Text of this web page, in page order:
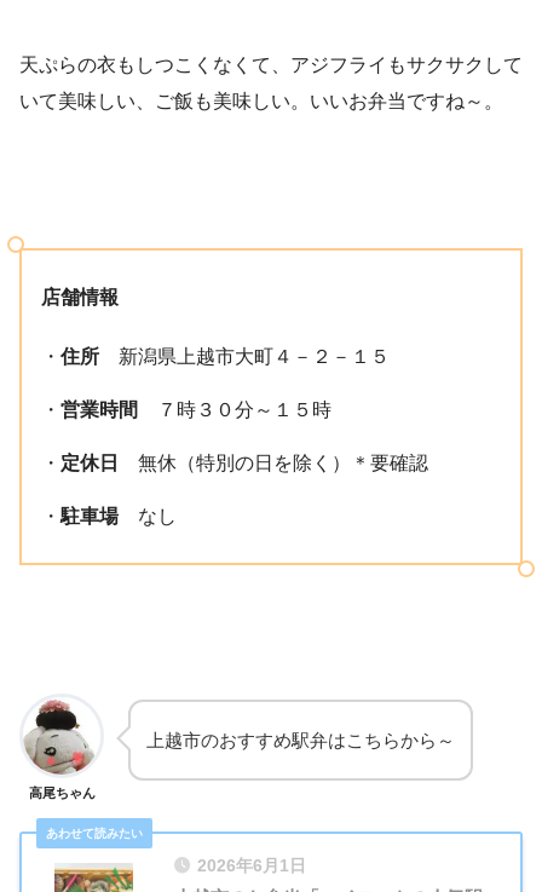
天ぷらの衣もしつこくなくて、アジフライもサクサクして
いて美味しい、ご飯も美味しい。いいお弁当ですね～。
店舗情報
・ 住所 新潟県上越市大町４－２－１５
・ 営業時間 ７時３０分～１５時
・ 定休日 無休（特別の日を除く）＊要確認
・ 駐車場なし
高尾ちゃん
上越市のおすすめ駅弁はこちらから～
2026年6月1日